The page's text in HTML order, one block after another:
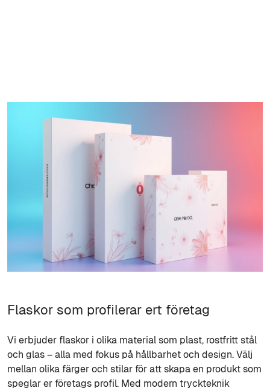
Flaskor som profilerar ert företag
Vi erbjuder flaskor i olika material som plast, rostfritt stål
och glas – alla med fokus på hållbarhet och design. Välj
mellan olika färger och stilar för att skapa en produkt som
speglar er företags profil. Med modern tryckteknik